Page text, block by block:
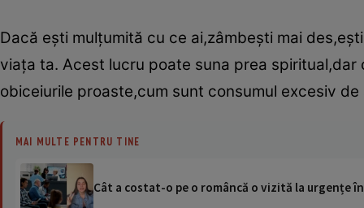
Dacă eşti mulţumită cu ce ai,zâmbeşti mai
viaţa ta. Acest lucru poate suna prea
obiceiurile proaste,cum sunt consumul excesiv
MAI MULTE PENTRU TINE
Cât a costat-o pe o româncă o vizită la urgențe